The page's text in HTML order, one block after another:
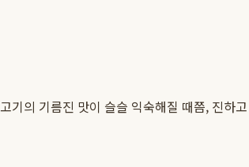
기의 기름진 맛이 슬슬 익숙해질 때쯤, 진하